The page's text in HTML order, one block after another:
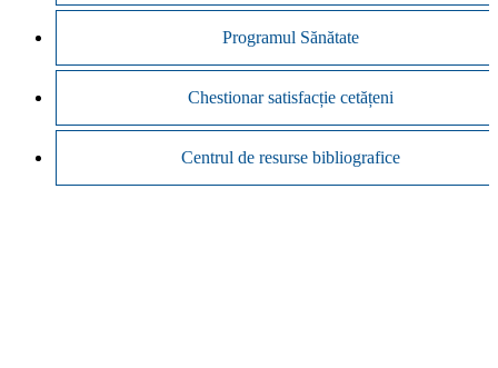
Programul Sănătate
Chestionar satisfacție cetățeni
Centrul de resurse bibliografice